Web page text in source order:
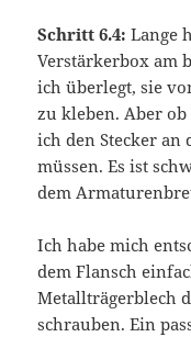
Schritt 6.4: Lange
Verstärkerbox am
ich überlegt, sie
zu kleben. Aber
ich den Stecker an
müssen. Es ist
dem
Ich habe mich
dem Flansch
Metallträgerblech
schrauben. Ein